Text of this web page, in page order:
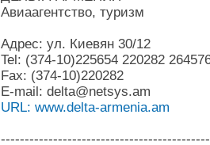
Авиаагентство, туризм
Адрес: ул. Киевян 30/12
Tel: (374-10)225654 220282
Fax: (374-10)220282
E-mail: delta@netsys.am
URL: www.delta-armenia.am